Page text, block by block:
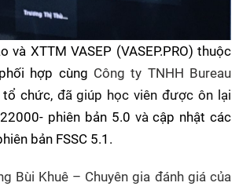
và XTTM VASEP (VASEP.PRO) thuộc
hợp cùng Công ty TNHH Bureau
tổ chức, đã giúp học viên được ôn lại
22000- phiên bản 5.0 vàcập nhật các
bản FSSC 5.1.
Bùi Khuê– Chuyên gia đánh giá của